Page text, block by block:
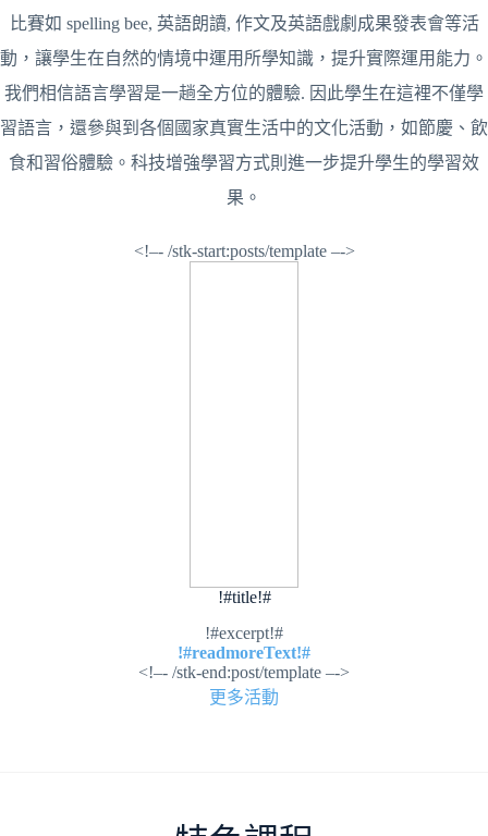
比賽如 spelling bee, 英語朗讀, 作文及英語戲劇成果發表會等活
動，讓學生在自然的情境中運用所學知識，提升實際運用能力。
我們相信語言學習是一趟全方位的體驗. 因此學生在這裡不僅學
習語言，還參與到各個國家真實生活中的文化活動，如節慶、飲
食和習俗體驗。科技增強學習方式則進一步提升學生的學習效
果。
<!–- /stk-start:posts/template –->
!#title!#
!#excerpt!#
!#readmoreText!#
<!–- /stk-end:post/template –->
更多活動